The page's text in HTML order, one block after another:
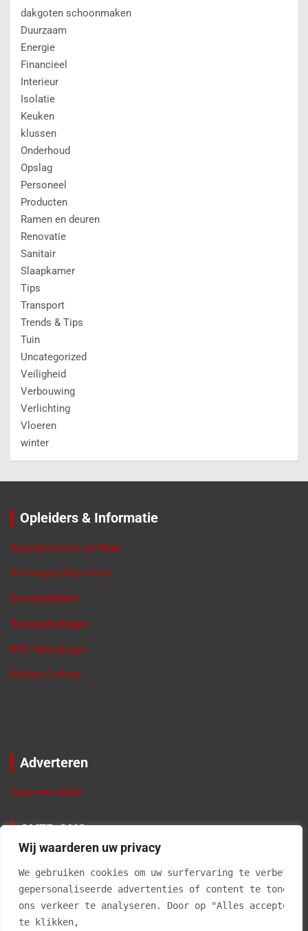
Wij waarderen uw privacy
We gebruiken cookies om uw surfervaring te
gepersonaliseerde advertenties of content te tonen
ons verkeer te analyseren. Door op "Alles
te klikken,
Verlichting
Vloeren
winter
Opleiders & Informatie
Raamdecoratie op Maat
Vereniging Eigen Huis
Bouwopleiders
Bouwopleidingen
ROC Opleidingen
Deltion College
Adverteren
Stuur een email
OVER ONS
VierBalken.nl geeft informatie en tips over materialen,
een klus zelf hebt geklaard. En… het kan je ook nog eens veel
onjuistheden op deze website
Copyright © 2026